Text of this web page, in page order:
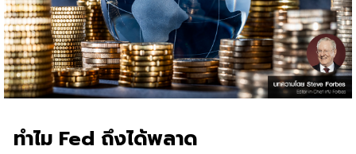
ทำไม Fed ถึงได้พลาด